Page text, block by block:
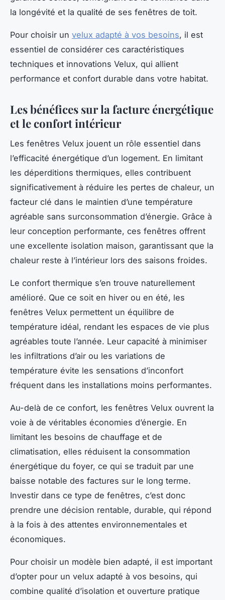
la longévité et la qualité de ses fenêtres de toit.
Pour choisir un velux adapté à vos besoins, il est
essentiel de considérer ces caractéristiques
techniques et innovations Velux, qui allient
performance et confort durable dans votre habitat.
Les bénéfices sur la facture énergétique
et le confort intérieur
Les fenêtres Velux jouent un rôle essentiel dans
l’efficacité énergétique d’un logement. En limitant
les déperditions thermiques, elles contribuent
significativement à réduire les pertes de chaleur, un
facteur clé dans le maintien d’une température
agréable sans surconsommation d’énergie. Grâce à
leur conception performante, ces fenêtres offrent
une excellente isolation maison, garantissant que la
chaleur reste à l’intérieur lors des saisons froides.
Le confort thermique s’en trouve naturellement
amélioré. Que ce soit en hiver ou en été, les
fenêtres Velux permettent un équilibre de
température idéal, rendant les espaces de vie plus
agréables toute l’année. Leur capacité à minimiser
les infiltrations d’air ou les variations de
température évite les sensations d’inconfort
fréquent dans les installations moins performantes.
Au-delà de ce confort, les fenêtres Velux ouvrent la
voie à de véritables économies d’énergie. En
limitant les besoins de chauffage et de
climatisation, elles réduisent la consommation
énergétique du foyer, ce qui se traduit par une
baisse notable des factures sur le long terme.
Investir dans ce type de fenêtres, c’est donc
prendre une décision rentable, durable, qui répond
à la fois à des attentes environnementales et
économiques.
Pour choisir un modèle bien adapté, il est important
d’opter pour un velux adapté à vos besoins, qui
combine qualité d’isolation et ouverture pratique